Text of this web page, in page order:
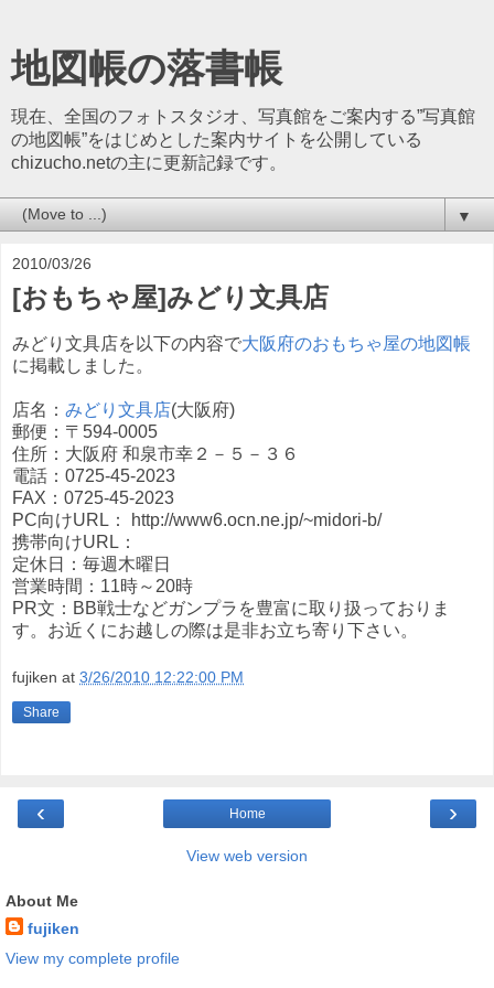
地図帳の落書帳
現在、全国のフォトスタジオ、写真館をご案内する”写真館
の地図帳”をはじめとした案内サイトを公開している
chizucho.netの主に更新記録です。
▼
2010/03/26
[おもちゃ屋]みどり文具店
みどり文具店を以下の内容で大阪府のおもちゃ屋の地図帳
に掲載しました。
店名： みどり文具店(大阪府)
郵便：〒594-0005
住所：大阪府 和泉市幸２－５－３６
電話：0725-45-2023
FAX：0725-45-2023
PC向けURL： http://www6.ocn.ne.jp/~midori-b/
携帯向けURL：
定休日：毎週木曜日
営業時間：11時～20時
PR文：BB戦士などガンプラを豊富に取り扱っておりま
す。お近くにお越しの際は是非お立ち寄り下さい。
fujiken at 3/26/2010 12:22:00 PM
Share
‹ ›
Home
View web version
About Me
fujiken
View my complete profile